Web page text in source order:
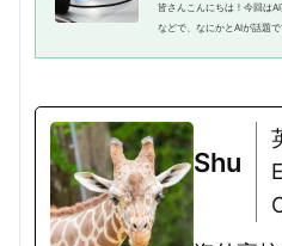
皆さんこんにちは！今回は
などで、なにかとAIが話題
Shu